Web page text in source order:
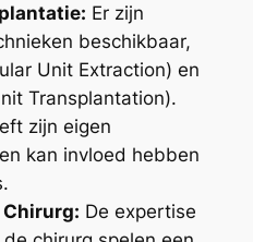
Er zijn
beschikbaar,
Unit Extraction) en
Transplantation).
zijn eigen
kan invloed hebben
Chirurg: De expertise